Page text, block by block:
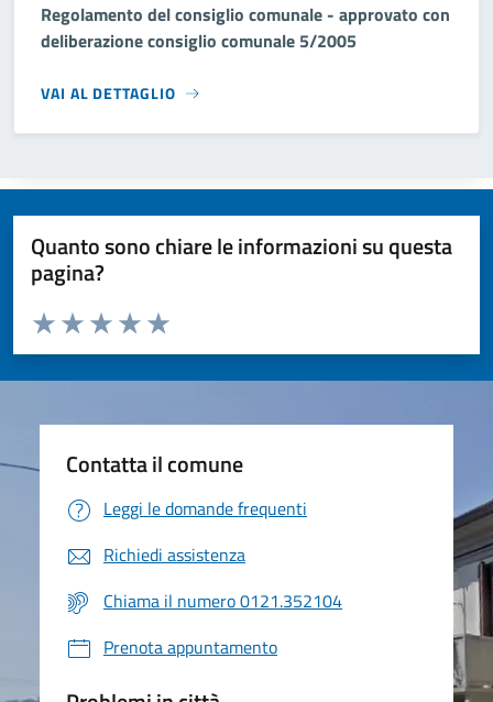
Regolamento del consiglio comunale - approvato con
deliberazione consiglio comunale 5/2005
VAI AL DETTAGLIO
Quanto sono chiare le informazioni su questa
pagina?
Valuta da 1 a 5 stelle la pagina
Valuta 5 stelle su 5
Valuta 4 stelle su 5
Valuta 3 stelle su 5
Valuta 2 stelle su 5
Valuta 1 stelle su 5
Contatta il comune
Leggi le domande frequenti
Richiedi assistenza
Chiama il numero 0121.352104
Prenota appuntamento